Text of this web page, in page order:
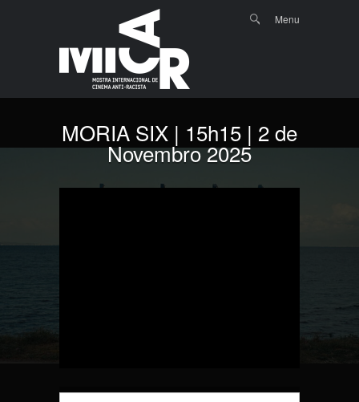
content
Search Menu
MORIA SIX | 15h15 | 2 de
Novembro 2025